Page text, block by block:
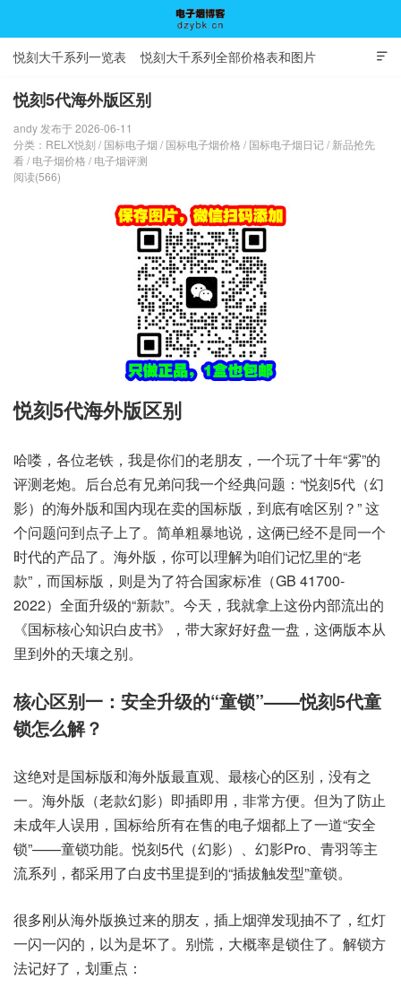
电子烟博客

悦刻大千系列一览表 悦刻大千系列全部价格表和图片
悦刻5代海外版区别
andy 发布于 2026-06-11
分类： RELX悦刻 / 国标电子烟 / 国标电子烟价格 / 国标电子烟日记/ 新品抢先
看/ 电子烟价格 / 电子烟评测
阅读(566)
悦刻5代海外版区别
哈喽，各位老铁，我是你们的老朋友，一个玩了十年“雾”的
评测老炮。后台总有兄弟问我一个经典问题：“悦刻5代（幻
影）的海外版和国内现在卖的国标版，到底有啥区别？” 这
个问题问到点子上了。简单粗暴地说，这俩已经不是同一个
时代的产品了。海外版，你可以理解为咱们记忆里的“老
款”，而国标版，则是为了符合国家标准（GB 41700-
2022）全面升级的“新款”。今天，我就拿上这份内部流出的
《国标核心知识白皮书》，带大家好好盘一盘，这俩版本从
里到外的天壤之别。
核心区别一：安全升级的“童锁”——悦刻5代童
锁怎么解？
这绝对是国标版和海外版最直观、最核心的区别，没有之
一。海外版（老款幻影）即插即用，非常方便。但为了防止
未成年人误用，国标给所有在售的电子烟都上了一道“安全
锁”——童锁功能。悦刻5代（幻影）、幻影Pro、青羽等主
流系列，都采用了白皮书里提到的“插拔触发型”童锁。
很多刚从海外版换过来的朋友，插上烟弹发现抽不了，红灯
一闪一闪的，以为是坏了。别慌，大概率是锁住了。解锁方
法记好了，划重点：